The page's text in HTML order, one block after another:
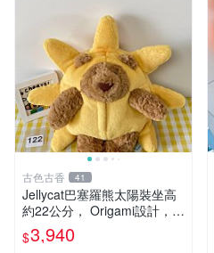
古色古香 41
Jellycat巴塞羅熊太陽裝坐高
約22公分， Origami設計，來
自越南。嚴選 Recommendat
ion！巴塞羅、 Origami熊、J
$3,940